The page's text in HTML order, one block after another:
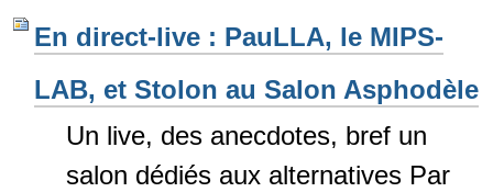
En direct-live : PauLLA, le MIPS-
LAB, et Stolon au Salon Asphodèle
Un live, des anecdotes, bref un
salon dédiés aux alternatives Par